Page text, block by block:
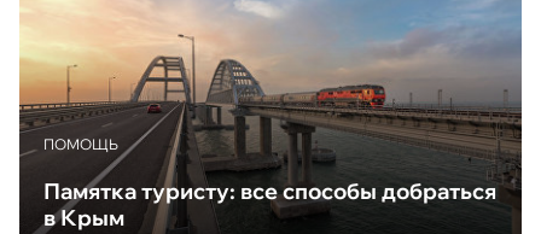
ПОМОЩЬ
Памятка туристу: все способы добраться
в Крым